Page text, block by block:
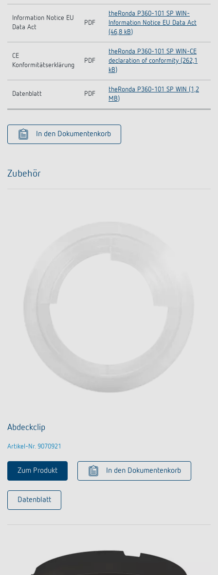
Information Notice EU
Data Act
PDF
theRonda P360-101 SP WIN-
Information Notice EU Data Act
(46,8 kB)
CE
Konformitätserklärung
PDF
theRonda P360-101 SP WIN-CE
declaration of conformity (262,1
kB)
Datenblatt PDF
theRonda P360-101 SP WIN (1,2
MB)
In den Dokumentenkorb
Zubehör
Abdeckclip
Artikel-Nr. 9070921
Zum Produkt In den Dokumentenkorb
Datenblatt